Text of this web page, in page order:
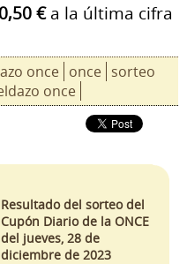
0,50 €a la última cifra
once once sorteo
once
Resultado del sorteo del
Cupón Diario de la ONCE
del jueves, 28 de
diciembre de 2023